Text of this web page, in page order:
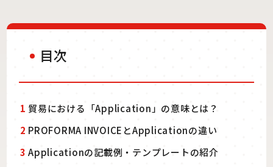
目次
1 貿易における「Application」の意味とは？
2 PROFORMA INVOICEとApplicationの違い
3 Applicationの記載例・テンプレートの紹介